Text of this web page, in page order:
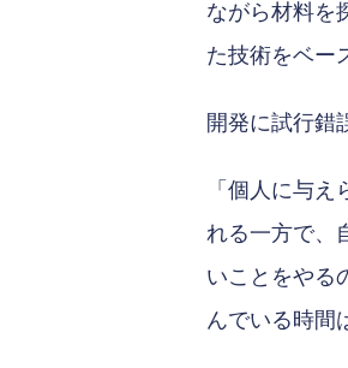
ながら材料を
た技術をベー
開発に試行錯
「個人に与
れる一方で、
いことをやる
んでいる時間